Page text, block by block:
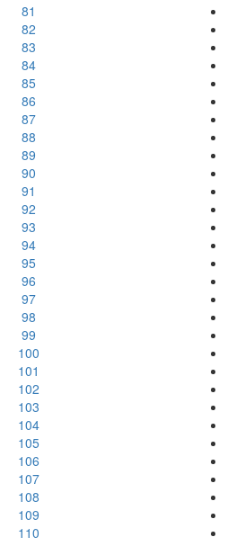
81
82
83
84
85
86
87
88
89
90
91
92
93
94
95
96
97
98
99
100
101
102
103
104
105
106
107
108
109
110